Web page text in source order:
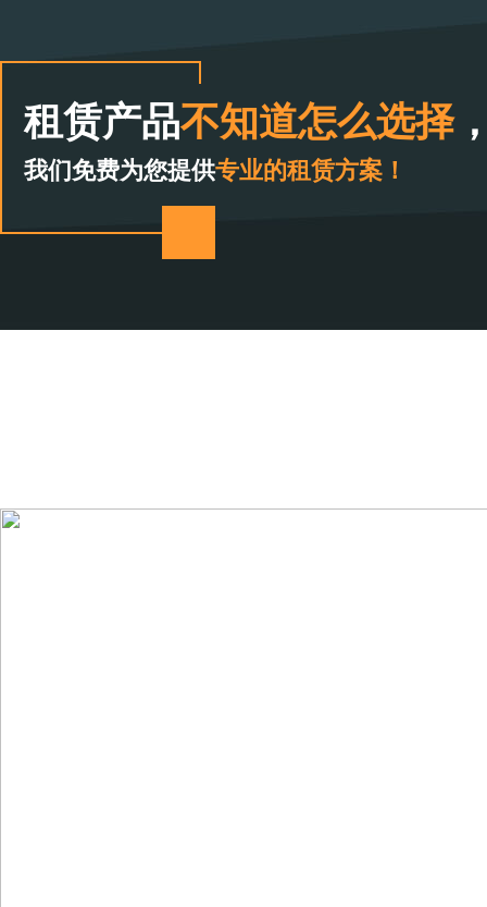
租赁产品不知道怎么选择
我们免费为您提供专业的租赁方案！